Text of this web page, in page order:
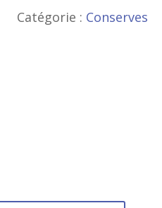
Catégorie : Conserves